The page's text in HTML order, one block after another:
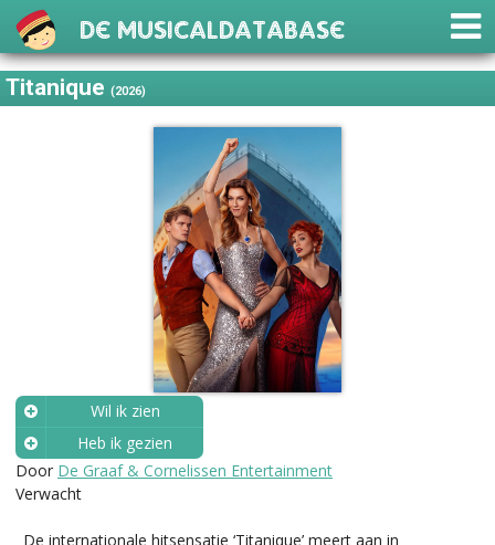
De Musicaldatabase
Titanique(2026)
Wil ik zien
Heb ik gezien
Wanneer?
Door De Graaf & Cornelissen Entertainment
Verwacht
De internationale hitsensatie ‘Titanique’ meert aan in